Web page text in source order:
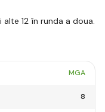
12 în runda a doua.
MGA
8